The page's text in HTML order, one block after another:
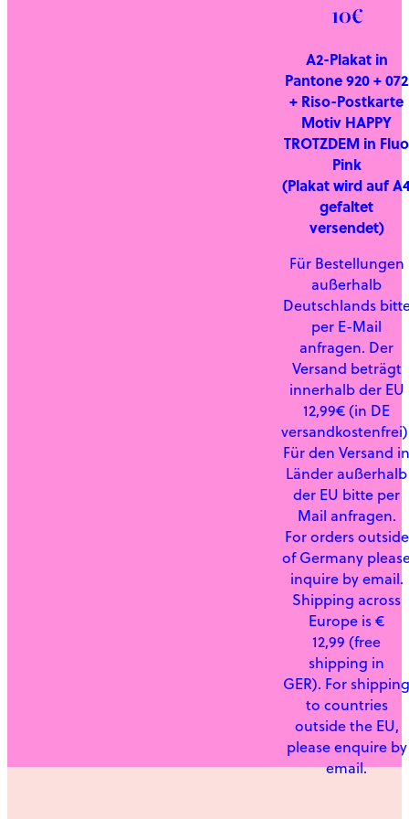
10€
A2-Plakat in
Pantone 920 + 072
+ Riso-Postkarte
Motiv HAPPY
TROTZDEM in Fluo
Pink
(Plakat wird auf
gefaltet
versendet)
Für Bestellungen
außerhalb
Deutschlands
per E-Mail
anfragen. Der
Versand beträgt
innerhalb der EU
12,99€ (in DE
Für den Versand in
Länder außerhalb
der EU bitte per
Mail anfragen.
For orders outside
of Germany
inquire by email.
Shipping across
Europe is €
12,99 (free
shipping in
GER). For shipping
to countries
outside the EU,
please enquire by
email.